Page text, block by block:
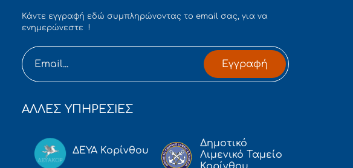
Κάντε εγγραφή εδώ συμπληρώνοντας το email σας, για να
ενημερώνεστε !
Εγγραφή
ΑΛΛΕΣ ΥΠΗΡΕΣΙΕΣ
ΔΕΥΑ Κορίνθου
Δημοτικό
Λιμενικό Ταμείο